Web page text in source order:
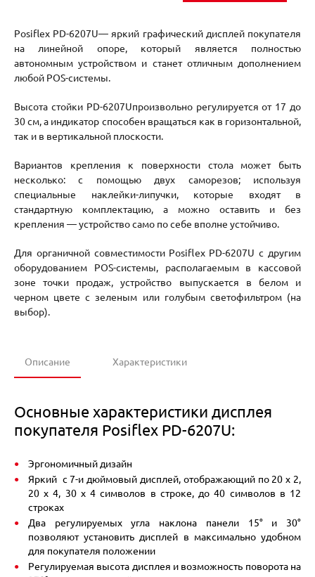
Posiflex PD-6207U— яркий графический дисплей покупателя
на линейной опоре, который является полностью
автономным устройством и станет отличным дополнением
любой POS-системы.
Высота стойки PD-6207Uпроизвольно регулируется от 17 до
30 см, а индикатор способен вращаться как в горизонтальной,
так и в вертикальной плоскости.
Вариантов крепления к поверхности стола может быть
несколько: с помощью двух саморезов; используя
специальные наклейки-липучки, которые входят в
стандартную комплектацию, а можно оставить и без
крепления — устройство само по себе вполне устойчиво.
Для органичной совместимости Posiflex PD-6207U с другим
оборудованием POS-системы, располагаемым в кассовой
зоне точки продаж, устройство выпускается в белом и
черном цвете с зеленым или голубым светофильтром (на
выбор).
Описание Характеристики
Основные характеристики дисплея
покупателя Posiflex PD-6207U:
Эргономичный дизайн
Яркий с 7-и дюймовый дисплей, отображающий по 20 x 2,
20 x 4, 30 x 4 символов в строке, до 40 символов в 12
строках
Два регулируемых угла наклона панели 15° и 30°
позволяют установить дисплей в максимально удобном
для покупателя положении
Регулируемая высота дисплея и возможность поворота на